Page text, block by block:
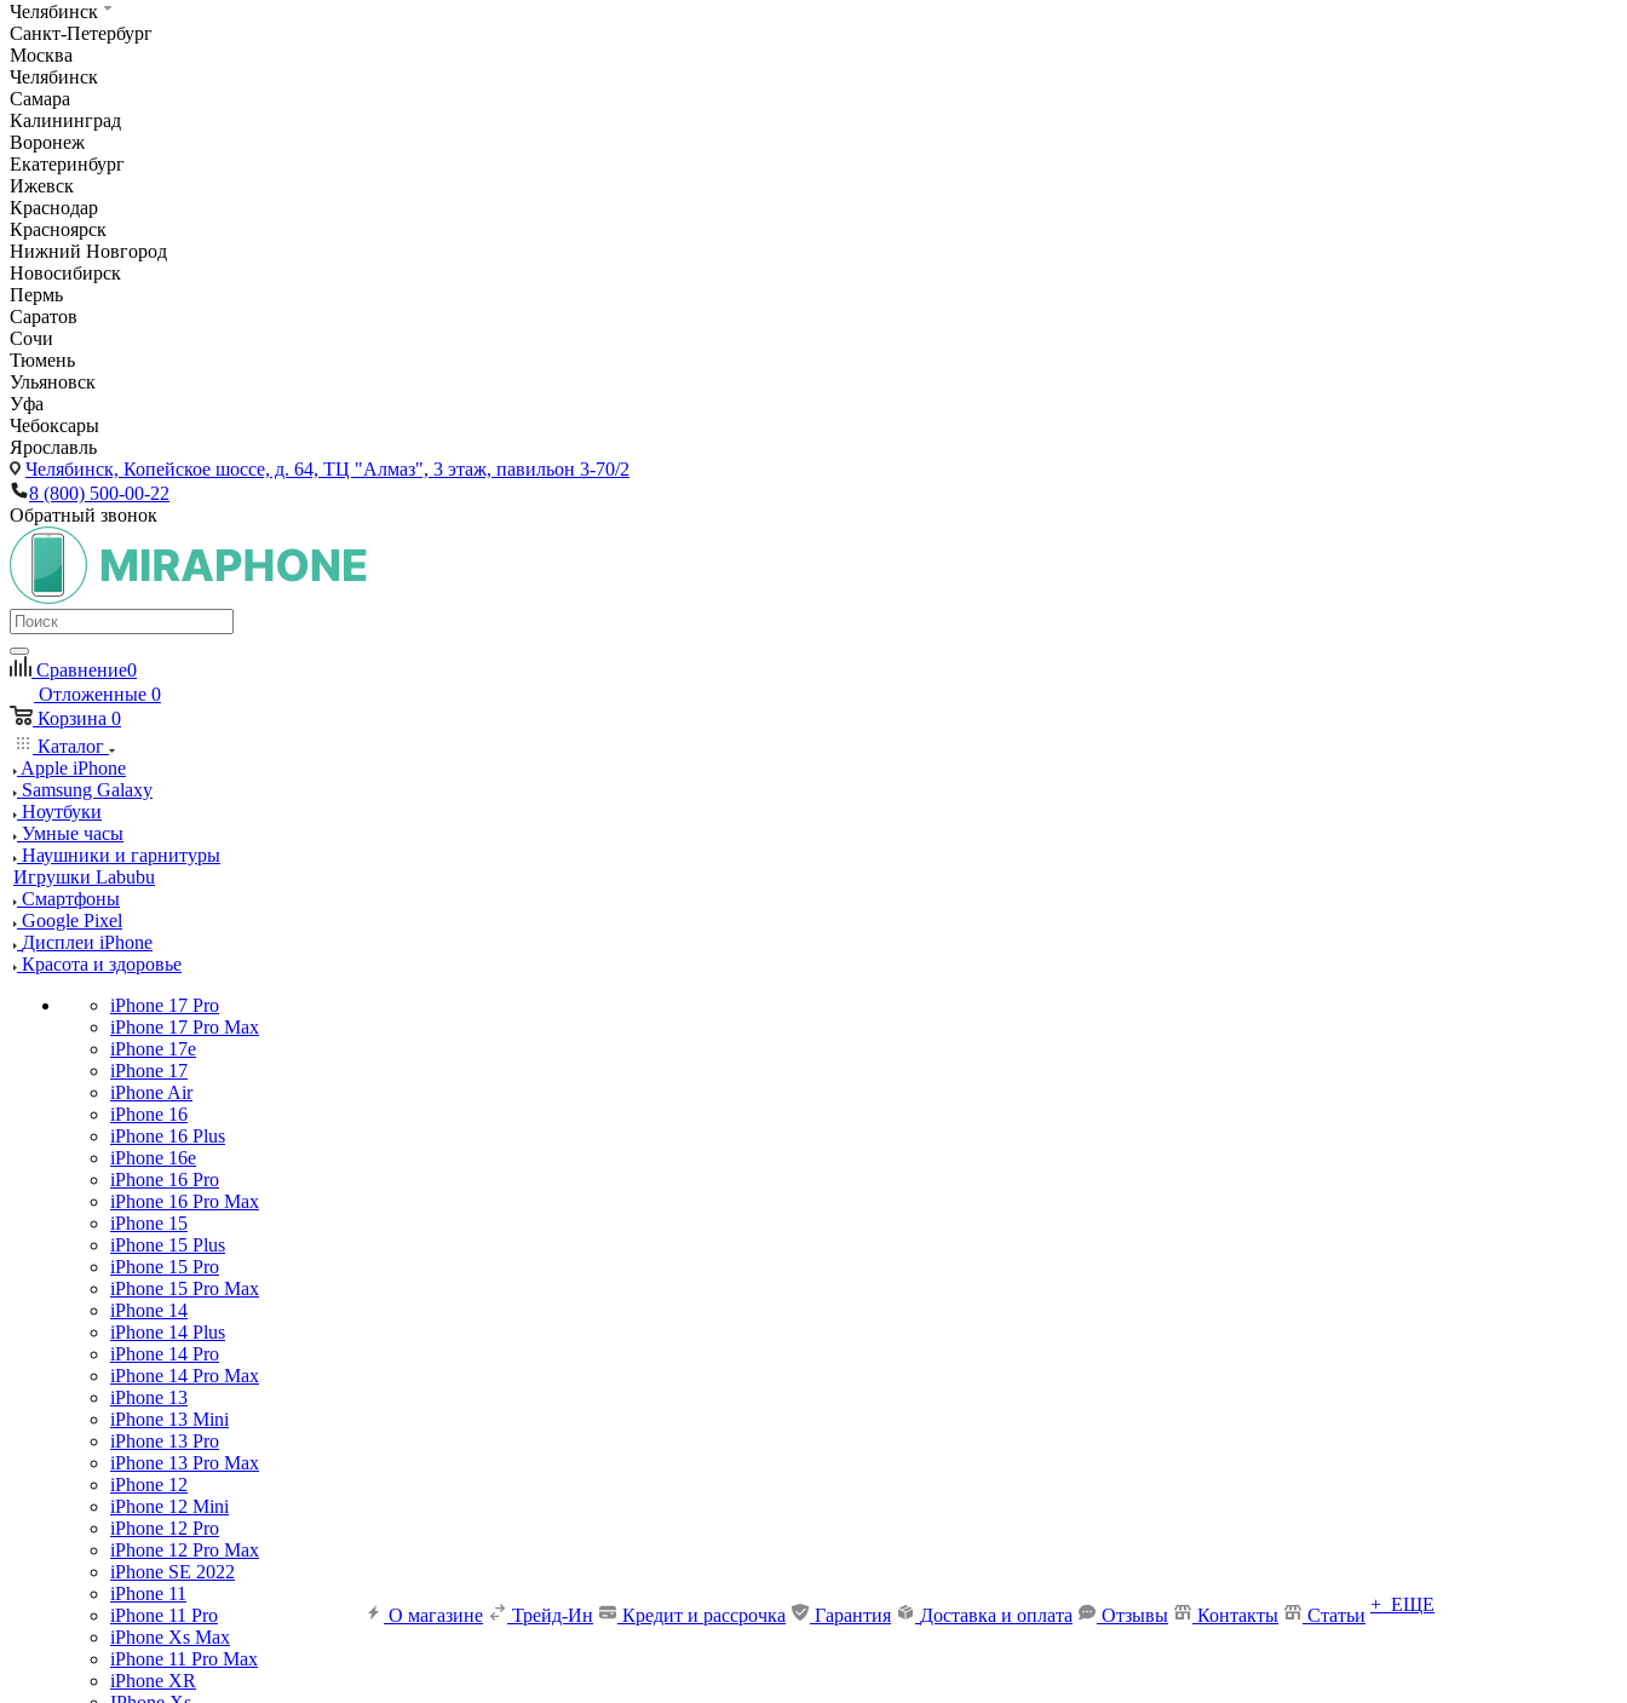
Челябинск
Санкт-Петербург
Москва
Челябинск
Самара
Калининград
Воронеж
Екатеринбург
Ижевск
Краснодар
Красноярск
Нижний Новгород
Новосибирск
Пермь
Саратов
Сочи
Тюмень
Ульяновск
Уфа
Чебоксары
Ярославль
Челябинск, Копейское шоссе, д. 64, ТЦ "Алмаз", 3 этаж, павильон 3-70/2
8 (800) 500-00-22
Обратный звонок
Сравнение0
Отложенные 0
Корзина 0
Каталог
Apple iPhone
Samsung Galaxy
Ноутбуки
Умные часы
Наушники и гарнитуры
Игрушки Labubu
Смартфоны
Google Pixel
Дисплеи iPhone
Красота и здоровье
iPhone 17 Pro
iPhone 17 Pro Max
iPhone 17e
iPhone 17
iPhone Air
iPhone 16
iPhone 16 Plus
iPhone 16e
iPhone 16 Pro
iPhone 16 Pro Max
iPhone 15
iPhone 15 Plus
iPhone 15 Pro
iPhone 15 Pro Max
iPhone 14
iPhone 14 Plus
iPhone 14 Pro
iPhone 14 Pro Max
iPhone 13
iPhone 13 Mini
iPhone 13 Pro
iPhone 13 Pro Max
iPhone 12
iPhone 12 Mini
iPhone 12 Pro
iPhone 12 Pro Max
iPhone SE 2022
iPhone 11
iPhone 11 Pro
iPhone Xs Max
iPhone 11 Pro Max
iPhone XR
О магазине Трейд-Ин Кредит и рассрочка Гарантия Доставка и оплата Отзывы Контакты Статьи
+ ЕЩЕ